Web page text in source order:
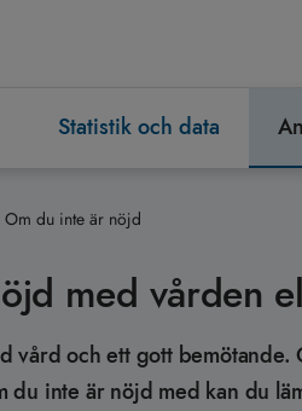
Statistik och data
Om du inte är nöjd
med vården
vård och ett gott
du inte är nöjd med kan du